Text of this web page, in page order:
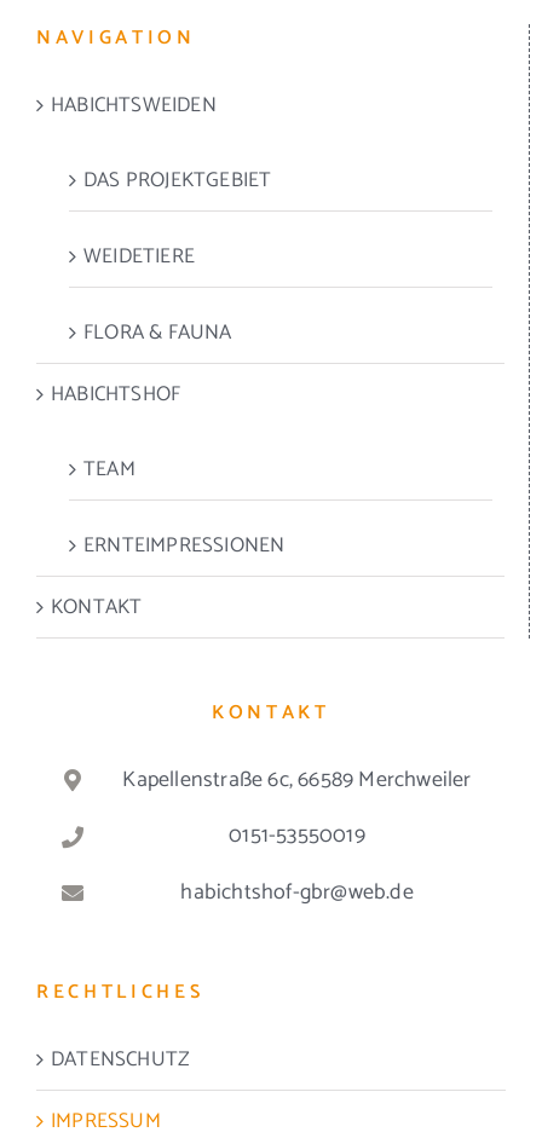
NAVIGATION
HABICHTSWEIDEN
DAS PROJEKTGEBIET
WEIDETIERE
FLORA & FAUNA
HABICHTSHOF
TEAM
ERNTEIMPRESSIONEN
KONTAKT
KONTAKT
Kapellenstraße 6c, 66589 Merchweiler
0151-53550019
habichtshof-gbr@web.de
RECHTLICHES
DATENSCHUTZ
IMPRESSUM